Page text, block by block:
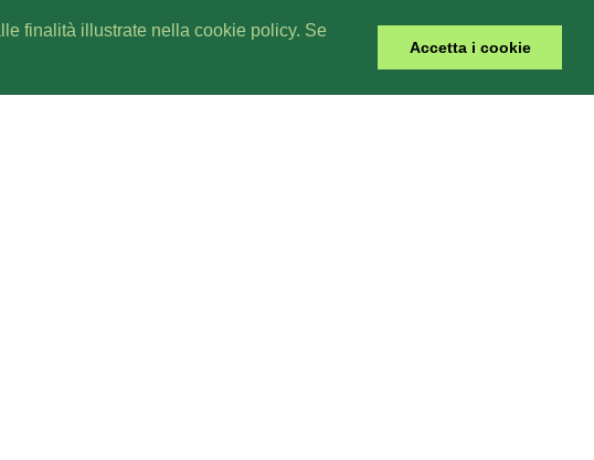
finalità illustrate nella cookie policy. Se
Accetta i cookie